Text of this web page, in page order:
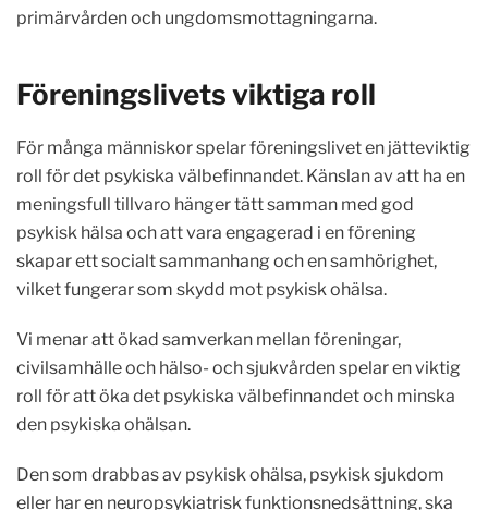
primärvården och ungdomsmottagningarna.
Föreningslivets viktiga roll
För många människor spelar föreningslivet en jätteviktig
roll för det psykiska välbefinnandet. Känslan av att ha en
meningsfull tillvaro hänger tätt samman med god
psykisk hälsa och att vara engagerad i en förening
skapar ett socialt sammanhang och en samhörighet,
vilket fungerar som skydd mot psykisk ohälsa.
Vi menar att ökad samverkan mellan föreningar,
civilsamhälle och hälso- och sjukvården spelar en viktig
roll för att öka det psykiska välbefinnandet och minska
den psykiska ohälsan.
Den som drabbas av psykisk ohälsa, psykisk sjukdom
eller har en neuropsykiatrisk funktionsnedsättning, ska